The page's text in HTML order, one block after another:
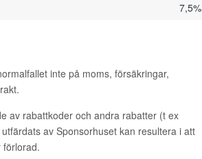
7,5%
inte på moms, försäkringar,
av rabattkoder och andra rabatter (t ex
av Sponsorhuset kan resultera i att
förlorad.